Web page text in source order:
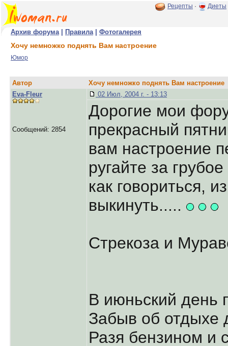
Рецепты · Диеты
Архив форума| Правила| Фотогалерея
Хочу немножко поднять Вам настроение
Юмор
Автор
Хочу немножко поднять Вам настроение
Eva-Fleur
Сообщений: 2854
02 Июл, 2004 г. - 13:13
Дорогие мои
прекрасный
вам настроение
ругайте за
как говориться,
выкинуть.....
Стрекоза и
В июньский день
Забыв об отдыхе
Разя бензином и